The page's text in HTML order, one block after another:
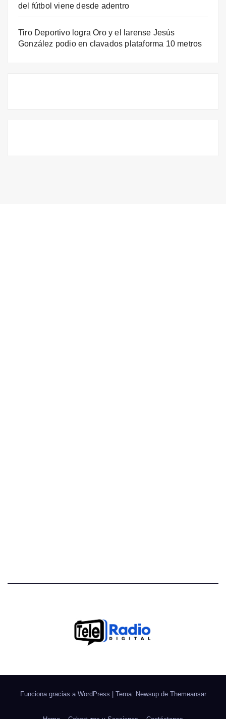
del fútbol viene desde adentro
Tiro Deportivo logra Oro y el larense Jesús
González podio en clavados plataforma 10 metros
Funciona gracias a WordPress Tema: Newsup de Themeansar